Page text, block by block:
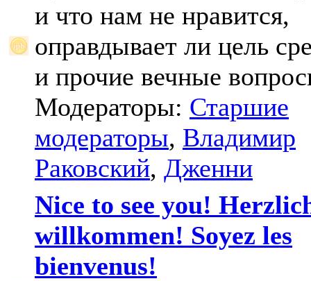
и что нам не нравится,
оправдывает ли цель
и прочие вечные
Модераторы: Старшие
модераторы, Владимир
Раковский, Дженни
Nice to see you!
willkommen! Soyez les
bienvenus!